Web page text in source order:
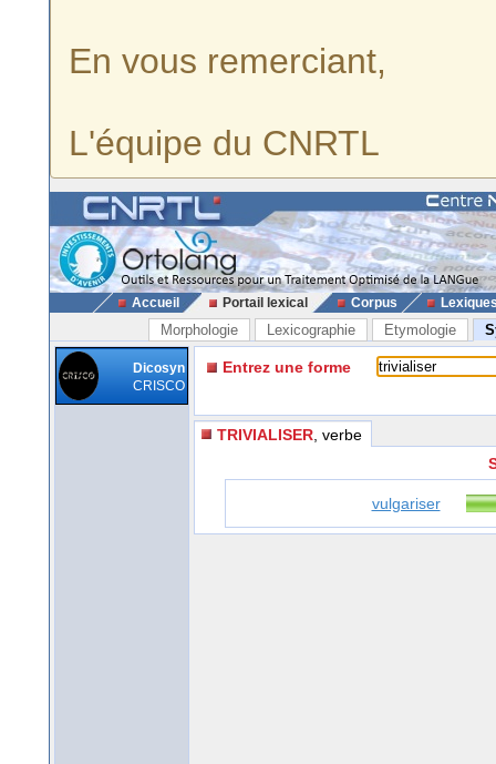
En vous remerciant,
L'équipe du CNRTL
Accueil Portail lexical Corpus
Morphologie Lexicographie Etymologie
Dicosyn
CRISCO
Entrez une forme
TRIVIALISER , verbe
vulgariser